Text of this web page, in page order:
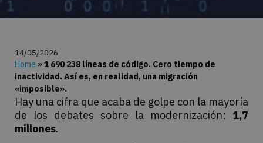
14/05/2026
Home » 1 690 238 líneas de código. Cero tiempo de
inactividad. Así es, en realidad, una migración
«imposible».
Hay una cifra que acaba de golpe con la mayoría
de los debates sobre la modernización: 1,7
millones.